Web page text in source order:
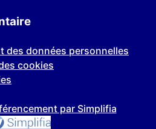
des données personnelles
cookies
par Simplifia